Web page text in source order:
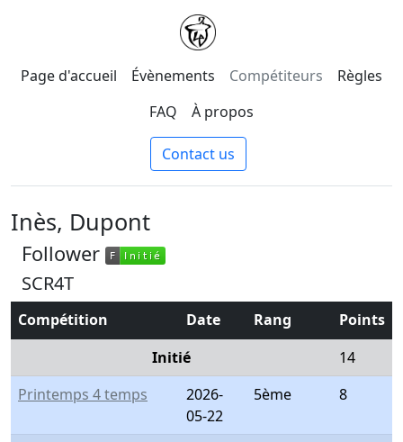
Page d'accueil Évènements Compétiteurs
Règles
FAQ
À propos
Contact us
Inès, Dupont
Follower F
F Initié
Initié
SCR4T
Compétition Date Rang
Points
Initié
14
Printemps 4 temps
2026-
05-22
5ème 8